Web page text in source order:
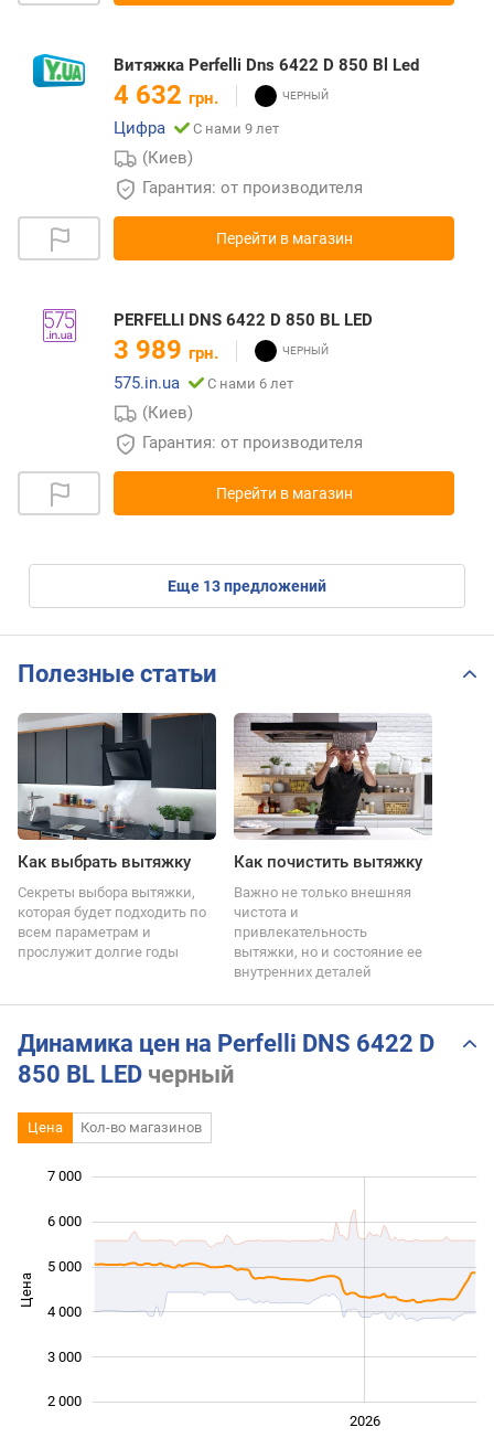
Витяжка Perfelli Dns 6422 D 850 Bl Led
4 632 грн.
Цифра
С нами 9 лет
(Киев)
Гарантия: от производителя
Перейти в магазин
PERFELLI DNS 6422 D 850 BL LED
3 989 грн.
575.in.ua
С нами 6 лет
(Киев)
Гарантия: от производителя
Перейти в магазин
eще 13предложений
Полезные статьи
Как выбрать вытяжку
Секреты выбора вытяжки,
которая будет подходить по
всем параметрам и
прослужит долгие годы
Как почистить вытяжку
Важно не только внешняя
чистота и
привлекательность
вытяжки, но и состояние ее
внутренних деталей
Динамика цен на Perfelli DNS 6422 D
850 BL LED черный
Цена Кол-во магазинов
Цена
2 000
3 000
4 000
5 000
7 000
6 000
2026